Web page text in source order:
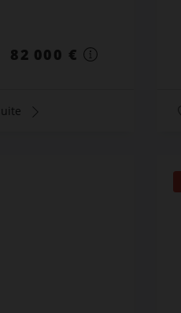
82 000 €